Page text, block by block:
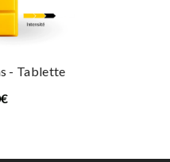
- Tablette